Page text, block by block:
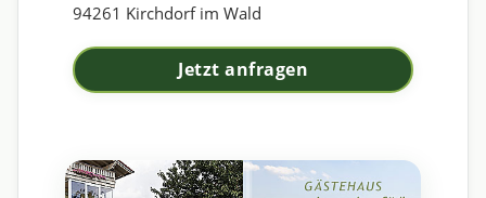
94261 Kirchdorf im Wald
Jetzt anfragen